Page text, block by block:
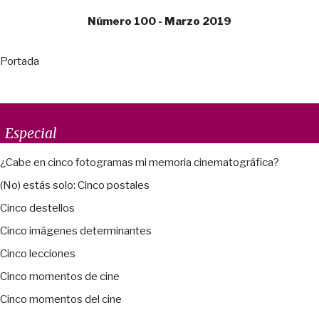
Número 100 - Marzo 2019
Portada
Especial
¿Cabe en cinco fotogramas mi memoria cinematográfica?
(No) estás solo: Cinco postales
Cinco destellos
Cinco imágenes determinantes
Cinco lecciones
Cinco momentos de cine
Cinco momentos del cine